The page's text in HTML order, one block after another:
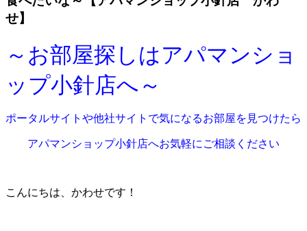
せ】
～お部屋探しはアパマンショ
ップ小針店へ～
ポータルサイトや他社サイトで気になるお部屋を見つけたら
アパマンショップ小針店へお気軽にご相談ください
こんにちは、かわせです！